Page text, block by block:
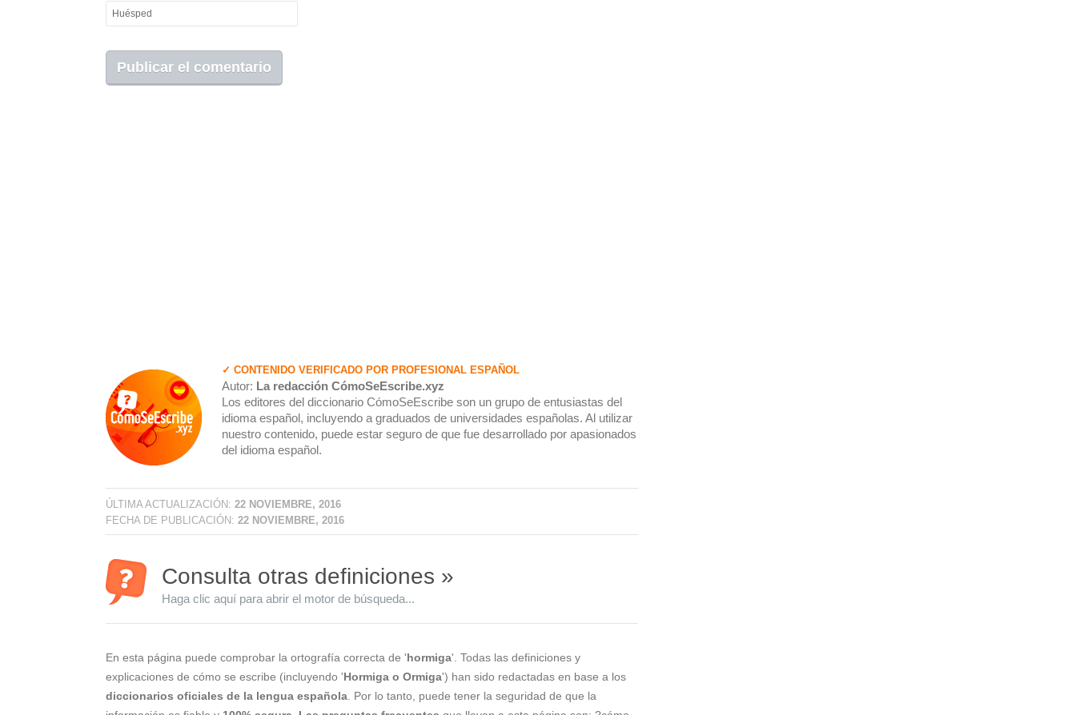
✓ CONTENIDO VERIFICADO POR PROFESIONAL ESPAÑOL
Autor: La redacción CómoSeEscribe.xyz
Los editores del diccionario CómoSeEscribe son un grupo de entusiastas del
idioma español, incluyendo a graduados de universidades españolas. Al utilizar
nuestro contenido, puede estar seguro de que fue desarrollado por apasionados
del idioma español.
ÚLTIMA ACTUALIZACIÓN: 22 NOVIEMBRE, 2016
FECHA DE PUBLICACIÓN: 22 NOVIEMBRE, 2016
Consulta otras definiciones »
Haga clic aquí para abrir el motor de búsqueda...
En esta página puede comprobar la ortografía correcta de 'hormiga'. Todas las definiciones y
explicaciones de cómo se escribe (incluyendo 'Hormiga o Ormiga') han sido redactadas en base a los
diccionarios oficiales de la lengua española . Por lo tanto, puede tener la seguridad de que la